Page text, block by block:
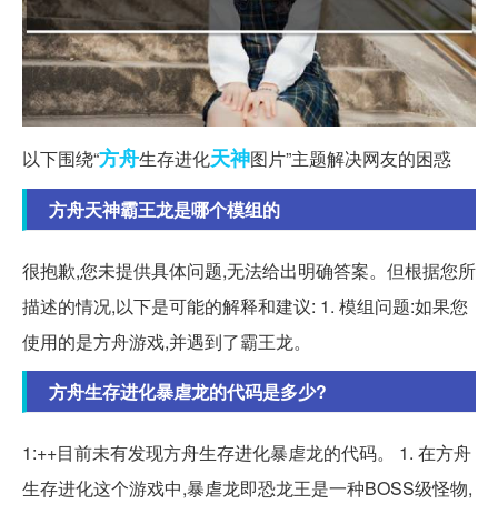
以下围绕“方舟生存进化天神图片”主题解决网友的困惑
方舟天神霸王龙是哪个模组的
很抱歉,您未提供具体问题,无法给出明确答案。但根据您所
描述的情况,以下是可能的解释和建议: 1. 模组问题:如果您
使用的是方舟游戏,并遇到了霸王龙。
方舟生存进化暴虐龙的代码是多少?
1:++目前未有发现方舟生存进化暴虐龙的代码。 1. 在方舟
生存进化这个游戏中,暴虐龙即恐龙王是一种BOSS级怪物,